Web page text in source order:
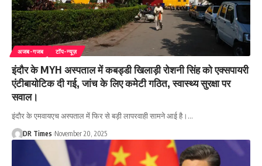
अजब-गजब टॉप-न्यूज़
इंदौर के MYH अस्पताल में कबड्डी खिलाड़ी रोशनी सिंह को एक्सपायरी
एंटीबायोटिक दी गई, जांच के लिए कमेटी गठित, स्वास्थ्य सुरक्षा पर
सवाल।
इंदौर के एमवायएच अस्पताल में फिर से बड़ी लापरवाही सामने आई है। …
DR Times November 20, 2025